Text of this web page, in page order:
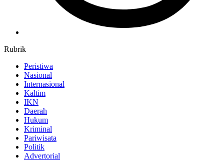
Rubrik
Peristiwa
Nasional
Internasional
Kaltim
IKN
Daerah
Hukum
Kriminal
Pariwisata
Politik
Advertorial